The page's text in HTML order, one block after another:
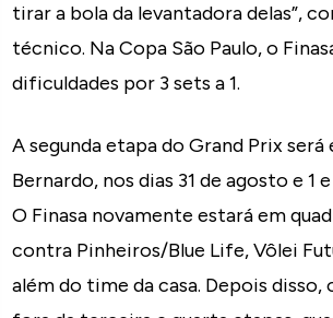
tirar a bola da levantadora delas”,
técnico. Na Copa São Paulo, o
dificuldades por 3 sets a 1.
A segunda etapa do Grand Prix será
Bernardo, nos dias 31 de agosto e 1
O Finasa novamente estará em
contra Pinheiros/Blue Life, Vôlei
além do time da casa. Depois disso,